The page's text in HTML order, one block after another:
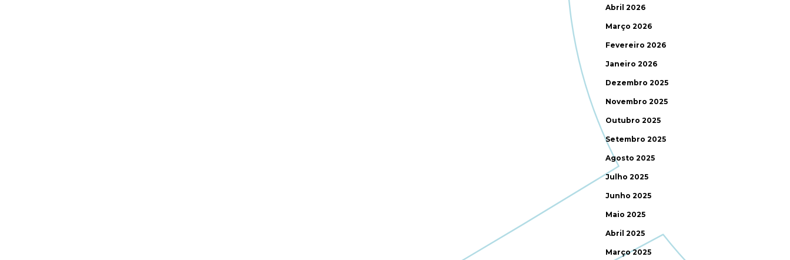
Abril 2026
Março 2026
Fevereiro 2026
Janeiro 2026
Dezembro 2025
Novembro 2025
Outubro 2025
Setembro 2025
Agosto 2025
Julho 2025
Junho 2025
Maio 2025
Abril 2025
Março 2025